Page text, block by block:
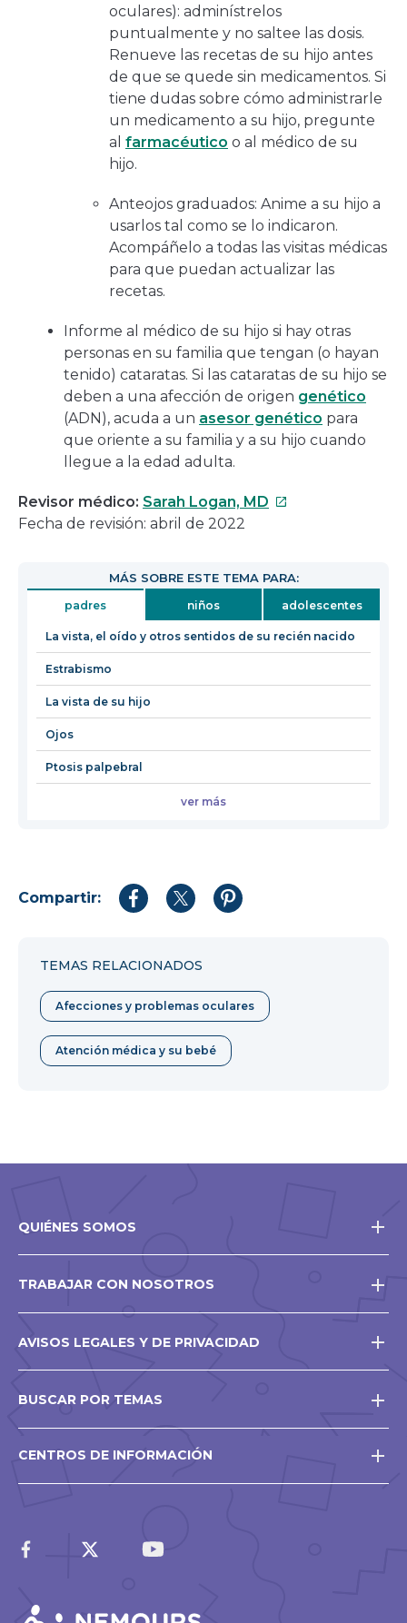
oculares): adminístrelos
puntualmente y no saltee las dosis.
Renueve las recetas de su hijo antes
de que se quede sin medicamentos. Si
tiene dudas sobre cómo administrarle
un medicamento a su hijo, pregunte
al farmacéutico o al médico de su
hijo.
Anteojos graduados: Anime a su hijo a
usarlos tal como se lo indicaron.
Acompáñelo a todas las visitas médicas
para que puedan actualizar las
recetas.
Informe al médico de su hijo si hay otras
personas en su familia que tengan (o hayan
tenido) cataratas. Si las cataratas de su hijo se
deben a una afección de origen genético
(ADN), acuda a un asesor genético para
que oriente a su familia y a su hijo cuando
llegue a la edad adulta.
Revisor médico: Sarah Logan, MD Este
en
una
nueva
ventana
Fecha de revisión: abril de 2022
MÁS SOBRE ESTE TEMA PARA:
padres niños adolescentes
La vista, el oído y otros sentidos de su recién nacido
Estrabismo
La vista de su hijo
Ojos
Ptosis palpebral
ver más
Compartir:
CompartirCompartirCompartir
TEMAS RELACIONADOS
Afecciones y problemas oculares
Atención médica y su bebé
QUIÉNES SOMOS
TRABAJAR CON NOSOTROS
AVISOS LEGALES Y DE PRIVACIDAD
BUSCAR POR TEMAS
CENTROS DE INFORMACIÓN